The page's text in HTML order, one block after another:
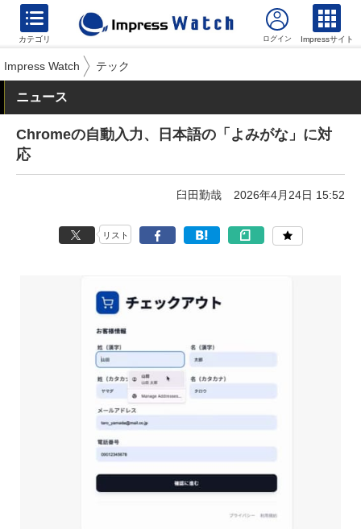
カテゴリ Impressサイト
Impress Watch テック
ニュース
Chromeの自動入力、日本語の「よみがな」に対
応
臼田勤哉 2026年4月24日 15:52
リスト